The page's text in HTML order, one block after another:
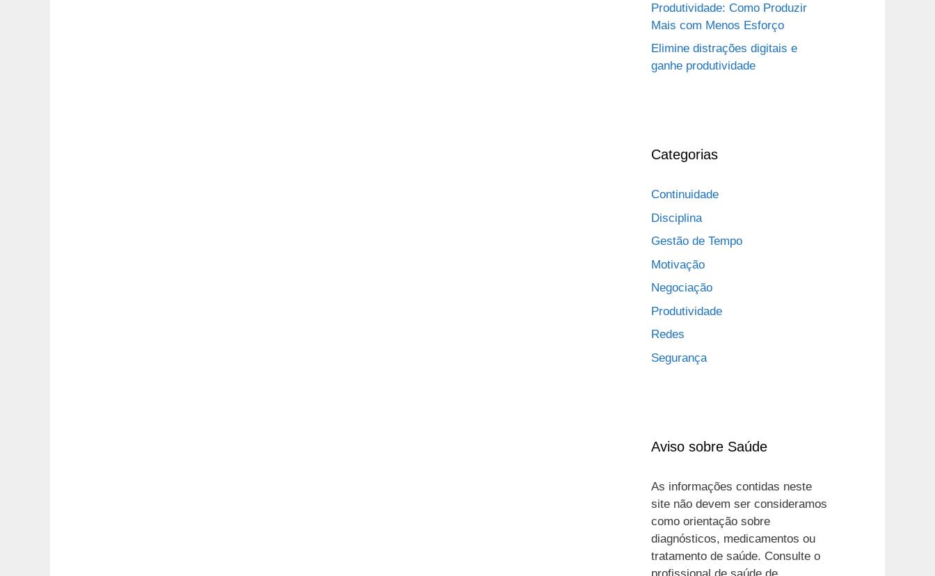
Produtividade: Como Produzir
Mais com Menos Esforço
Elimine distrações digitais e
ganhe produtividade
Categorias
Continuidade
Disciplina
Gestão de Tempo
Motivação
Negociação
Produtividade
Redes
Segurança
Aviso sobre Saúde
As informações contidas neste
site não devem ser consideramos
como orientação sobre
diagnósticos, medicamentos ou
tratamento de saúde. Consulte o
profissional de saúde de